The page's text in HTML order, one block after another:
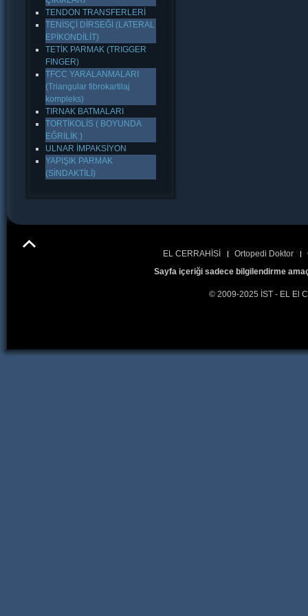
TENDON TRANSFERLERİ
TENİSÇİ DİRSEĞİ (LATERAL
EPİKONDİLİT)
TETİK PARMAK (TRIGGER
FINGER)
TFCC YARALANMALARI
(Triangular fibrokartilaj
kompleks)
TIRNAK BATMALARI
TORTİKOLİS ( BOYUNDA
EĞRİLİK )
ULNAR İMPAKSİYON
YAPIŞIK PARMAK
(SİNDAKTİLİ)
EL CERRAHİSİ Ortopedi Doktor
Sayfa içeriği sadece bilgilendirme
© 2009-2025 İST - EL El